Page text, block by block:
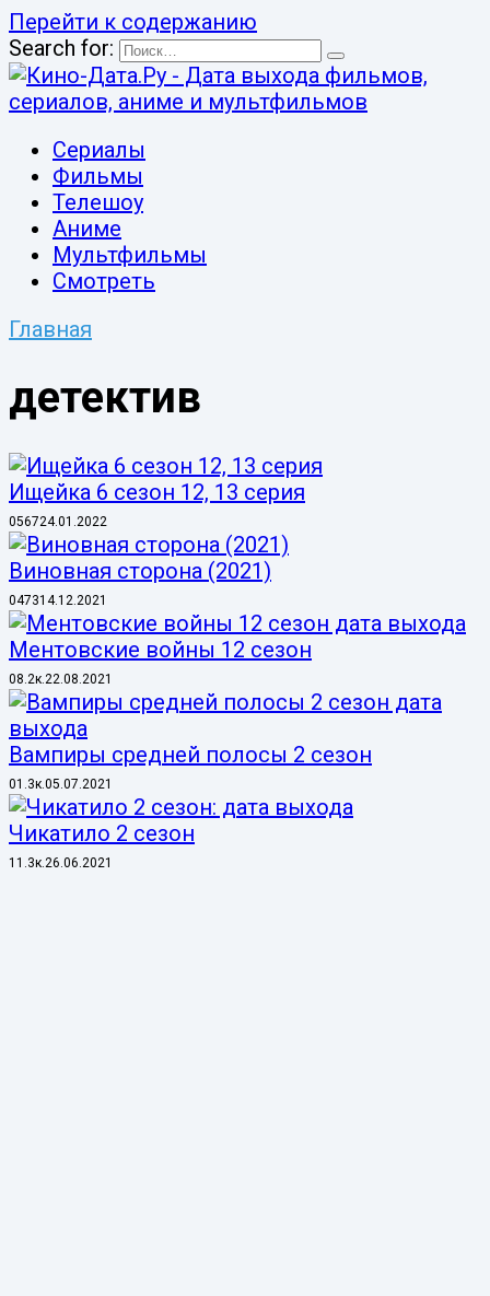
Перейти к содержанию
Search for:
Сериалы
Фильмы
Телешоу
Аниме
Мультфильмы
Смотреть
Главная
детектив
Ищейка 6 сезон 12, 13 серия
056724.01.2022
Виновная сторона (2021)
047314.12.2021
Ментовские войны 12 сезон
08.2к. 22.08.2021
Вампиры средней полосы 2 сезон
01.3к. 05.07.2021
Чикатило 2 сезон
1 1.3к. 26.06.2021